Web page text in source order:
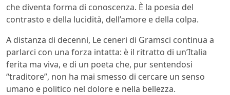
che diventa forma di conoscenza. È la poesia del
contrasto e della lucidità, dell’amore e della colpa.
A distanza di decenni, Le ceneri di Gramsci continua a
parlarci con una forza intatta: è il ritratto di un’Italia
ferita ma viva, e di un poeta che, pur sentendosi
“traditore”, non ha mai smesso di cercare un senso
umano e politico nel dolore e nella bellezza.